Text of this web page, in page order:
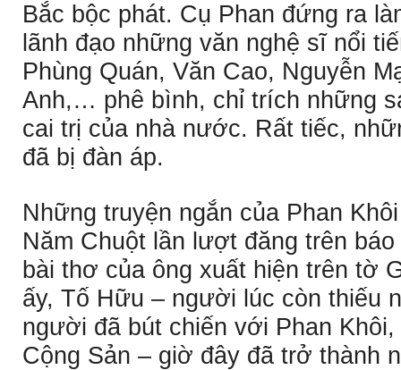
Bắc bộc phát. Cụ Phan đứng ra
lãnh đạo những văn nghệ sĩ nổi
Phùng Quán, Văn Cao, Nguyễn
Anh,… phê bình, chỉ trích những
cai trị của nhà nước. Rất tiếc,
đã bị đàn áp.
Những truyện ngắn của Phan
Năm Chuột lần lượt đăng trên
bài thơ của ông xuất hiện trên tờ
ấy, Tố Hữu – người lúc còn thiếu
người đã bút chiến với Phan
Cộng Sản – giờ đây đã trở thành